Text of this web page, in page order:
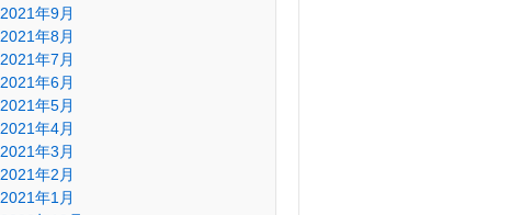
2021年9月
2021年8月
2021年7月
2021年6月
2021年5月
2021年4月
2021年3月
2021年2月
2021年1月